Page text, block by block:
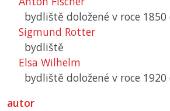
bydliště doložené v roce 1850
Sigmund Rotter
bydliště
Elsa Wilhelm
bydliště doložené v roce 1920
autor